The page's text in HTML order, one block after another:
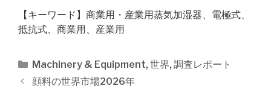
【キーワード】商業用・産業用蒸気加湿器、電極式、
抵抗式、商業用、産業用
カ
テ
Machinery & Equipment, 世界, 調査レポート
投
顔料の世界市場2026年